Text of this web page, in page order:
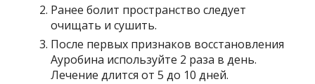
Ранее болит пространство следует
очищать и сушить.
После первых признаков восстановления
Ауробина используйте 2 раза в день.
Лечение длится от 5 до 10 дней.